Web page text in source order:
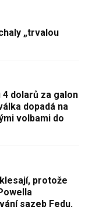
„trvalou
4 dolarů za galon
dopadá na
volbami do
protože
sazeb Fedu.